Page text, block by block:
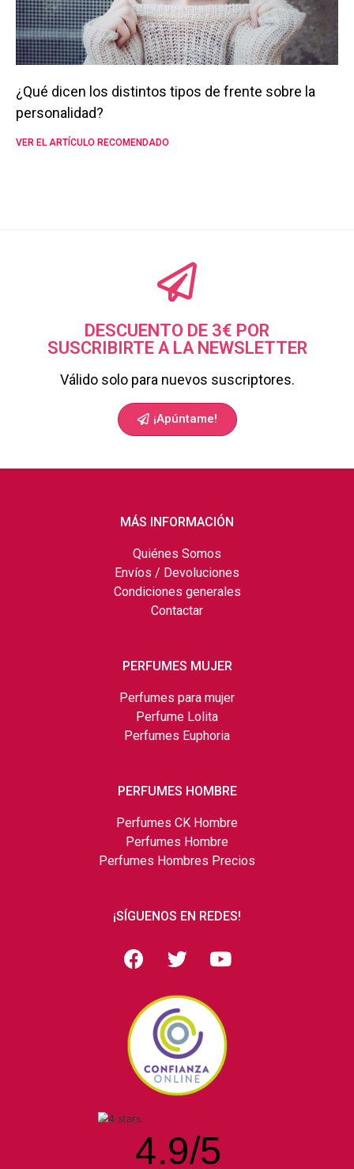
¿Qué dicen los distintos tipos de frente sobre la
personalidad?
VER EL ARTÍCULO RECOMENDADO
DESCUENTO DE 3€ POR
SUSCRIBIRTE A LA NEWSLETTER
Válido solo para nuevos suscriptores.
¡Apúntame!
MÁS INFORMACIÓN
Quiénes Somos
Envíos / Devoluciones
Condiciones generales
Contactar
PERFUMES MUJER
Perfumes para mujer
Perfume Lolita
Perfumes Euphoria
PERFUMES HOMBRE
Perfumes CK Hombre
Perfumes Hombre
Perfumes Hombres Precios
¡SÍGUENOS EN REDES!
4.9/5